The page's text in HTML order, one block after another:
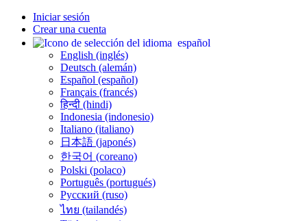
Iniciar sesión
Crear una cuenta
español
English (inglés)
Deutsch (alemán)
Español (español)
Français (francés)
हिन्दी (hindi)
Indonesia (indonesio)
Italiano (italiano)
日本語 (japonés)
한국어 (coreano)
Polski (polaco)
Português (portugués)
Русский (ruso)
ไทย (tailandés)